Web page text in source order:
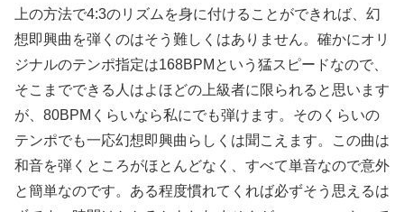
上の方法で4:3のリズムを身に付けることができれば、幻
想即興曲を弾くのはそう難しくはありません。確かにオリ
ジナルのテンポ指定は168BPMという猛スピードなので、
そこまでできる人はよほどの上級者に限られると思います
が、80BPMくらいなら私にでも弾けます。そのくらいの
テンポでも一応幻想即興曲らしくは聞こえます。この曲は
和音を弾くところがほとんどなく、すべて単音なので意外
と簡単なのです。ある程度慣れてくれば必ずそう思えるは